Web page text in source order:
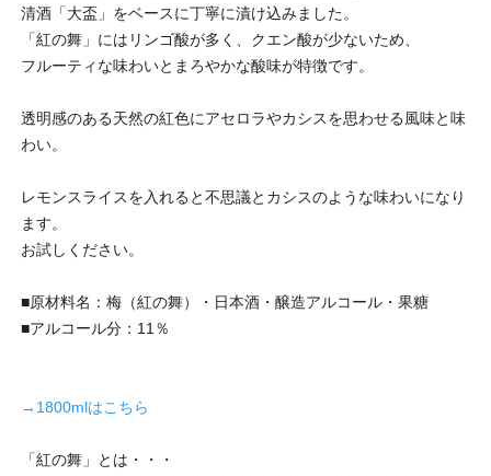
清酒「大盃」をベースに丁寧に漬け込みました。
「紅の舞」にはリンゴ酸が多く、クエン酸が少ないため、
フルーティな味わいとまろやかな酸味が特徴です。
透明感のある天然の紅色にアセロラやカシスを思わせる風味と味
わい。
レモンスライスを入れると不思議とカシスのような味わいになり
ます。
お試しください。
■原材料名：梅（紅の舞）・日本酒・醸造アルコール・果糖
■アルコール分：11％
→1800mlはこちら
「紅の舞」とは・・・